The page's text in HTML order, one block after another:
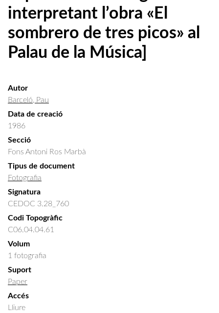
interpretant l’obra «El
sombrero de tres picos» al
Palau de la Música]
Autor
Barceló, Pau
Data de creació
1986
Secció
Fons Antoni Ros Marbà
Tipus de document
Fotografia
Signatura
CEDOC 3.28_760
Codi Topogràfic
C06.04.04.61
Volum
1 fotografia
Suport
Paper
Accés
Lliure